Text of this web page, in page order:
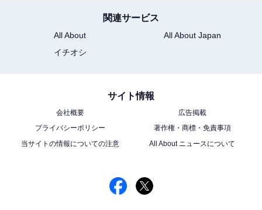
関連サービス
All About
All About Japan
イチオシ
サイト情報
会社概要
広告掲載
プライバシーポリシー
著作権・商標・免責事項
当サイトの情報についての注意
All About ニュースについて